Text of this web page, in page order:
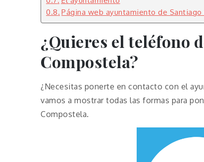
Página web ayuntamiento de
¿Quieres el teléfono
Compostela?
¿Necesitas ponerte en contacto con el
vamos a mostrar todas las formas para
Compostela.